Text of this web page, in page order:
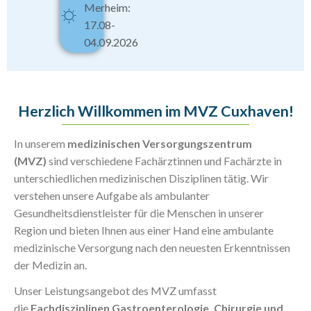
Merheim:
17.08-
04.09.2026
Herzlich Willkommen im MVZ Cuxhaven!
In unserem medizinischen Versorgungszentrum
(MVZ) sind verschiedene Fachärztinnen und Fachärzte in
unterschiedlichen medizinischen Disziplinen tätig. Wir
verstehen unsere Aufgabe als ambulanter
Gesundheitsdienstleister für die Menschen in unserer
Region und bieten Ihnen aus einer Hand eine ambulante
medizinische Versorgung nach den neuesten Erkenntnissen
der Medizin an.
Unser Leistungsangebot des MVZ umfasst
die Fachdisziplinen Gastroenterologie, Chirurgie und